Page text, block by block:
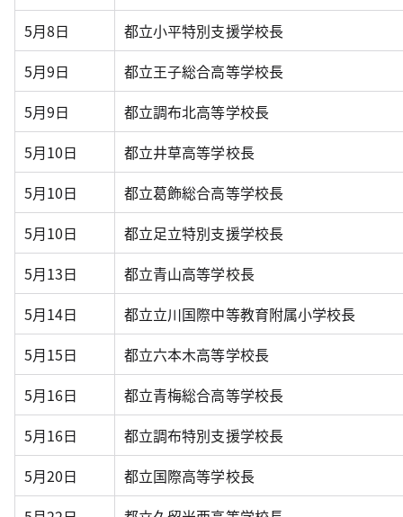
5月8日
都立小平特別支援学校長
5月9日
都立王子総合高等学校長
5月9日
都立調布北高等学校長
5月10日
都立井草高等学校長
5月10日
都立葛飾総合高等学校長
5月10日
都立足立特別支援学校長
5月13日
都立青山高等学校長
5月14日
都立立川国際中等教育附属小学校長
5月15日
都立六本木高等学校長
5月16日
都立青梅総合高等学校長
5月16日
都立調布特別支援学校長
5月20日
都立国際高等学校長